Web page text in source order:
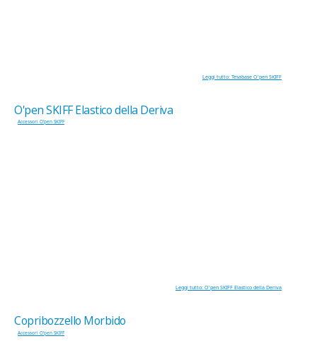
Leggi tutto: Tesabase O'pen SKIFF
O'pen SKIFF Elastico della Deriva
Accessori O'pen SKIFF
Leggi tutto: O'pen SKIFF Elastico della Deriva
Copribozzello Morbido
Accessori O'pen SKIFF